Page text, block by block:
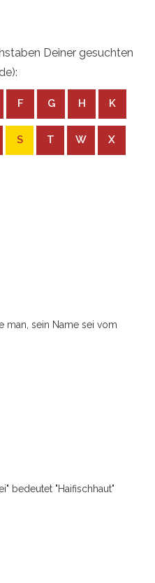
Deiner gesuchten
F G H K
S T W X
man, sein Name sei vom
bedeutet "Haifischhaut"